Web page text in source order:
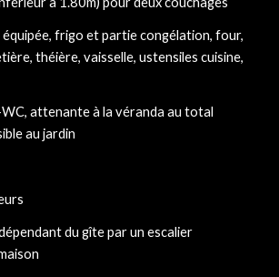
frigo et partie congélation, four,
théière, vaisselle, ustensiles cuisine,
attenante à la véranda au total
au jardin
du gîte par un escalier